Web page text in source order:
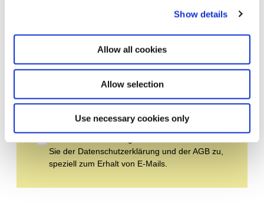
Show details
Allow all cookies
Allow selection
Use necessary cookies only
Bleiben Sie auf dem Laufenden und erfahren
Sie mehr über aktuelle Veranstaltungen und
Abonnieren
Sie der Datenschutzerklärung und der AGB zu,
speziell zum Erhalt von E-Mails.